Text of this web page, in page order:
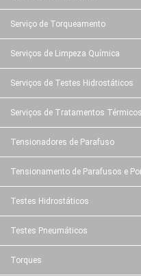
Serviço de Torqueamento
Serviços de Limpeza Química
Serviços de Testes Hidrostáticos
Serviços de Tratamentos Térmicos
Tensionadores de Parafuso
Tensionamento de Parafusos e
Testes Hidrostáticos
Testes Pneumáticos
Torques